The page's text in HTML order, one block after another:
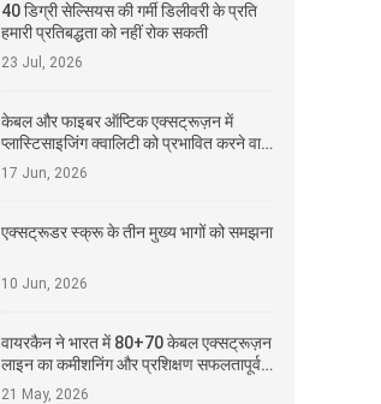
40 डिग्री सेल्सियस की गर्मी डिलीवरी के प्रति
हमारी प्रतिबद्धता को नहीं रोक सकती
23 Jul, 2026
केबल और फाइबर ऑप्टिक एक्सट्रूज़न में
प्लास्टिसाइजिंग क्वालिटी को प्रभावित करने वाले
प्रमुख कारक
17 Jun, 2026
एक्सट्रूडर स्क्रू के तीन मुख्य भागों को समझना
10 Jun, 2026
वायरकैन ने भारत में 80+70 केबल एक्सट्रूज़न
लाइन का कमीशनिंग और प्रशिक्षण सफलतापूर्वक
पूरा किया
21 May, 2026